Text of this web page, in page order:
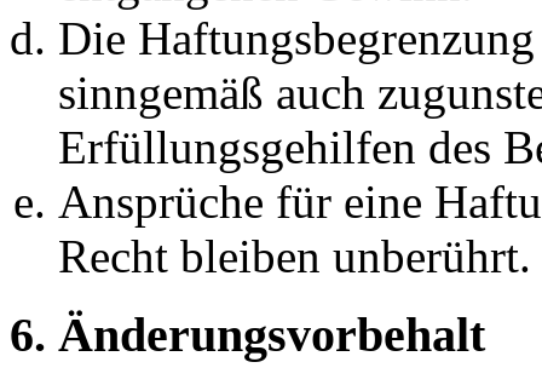
Die
sinngemäß auch
Erfüllungsgehilfen des
Ansprüche für eine
Recht bleiben unberührt.
6. Änderungsvorbehalt